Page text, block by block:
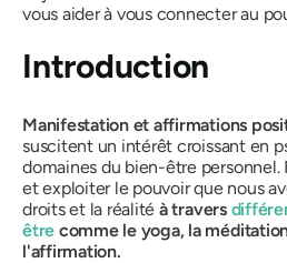
vous aider à vous connecter au
Introduction
Manifestation et affirmations
suscitent un intérêt croissant en
domaines du bien-être personnel.
et exploiter le pouvoir que nous
droits et la réalité à travers
être comme le yoga, la
l'affirmation.